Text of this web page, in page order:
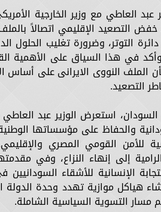
عبد العاطي مع وزير الخارجية
التصعيد الإقليمي اتصالاً
التوتر، وضرورة تغليب
وأكد في هذا السياق على الأهمية
الملف النووى الايرانى على أساس
التصعيد.
استعرض الوزير عبد العاطي
والحفاظ على مؤسساتها
للأمن القومي المصري
الرامية إلى إنهاء النزاع، وفي
الإنسانية للأشقاء
هياكل موازية تهدد وحدة
مسار التسوية السياسية الشاملة.